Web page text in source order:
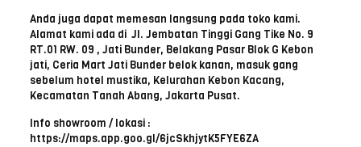
Anda juga dapat memesan langsung pada toko kami.
Alamat kami ada di Jl. Jembatan Tinggi Gang Tike No. 9
RT.01 RW. 09 , Jati Bunder, Belakang Pasar Blok G Kebon
jati, Ceria Mart Jati Bunder belok kanan, masuk gang
sebelum hotel mustika, Kelurahan Kebon Kacang,
Kecamatan Tanah Abang, Jakarta Pusat.
Info showroom / lokasi :
https://maps.app.goo.gl/6jcSkhjytK5FYE6ZA